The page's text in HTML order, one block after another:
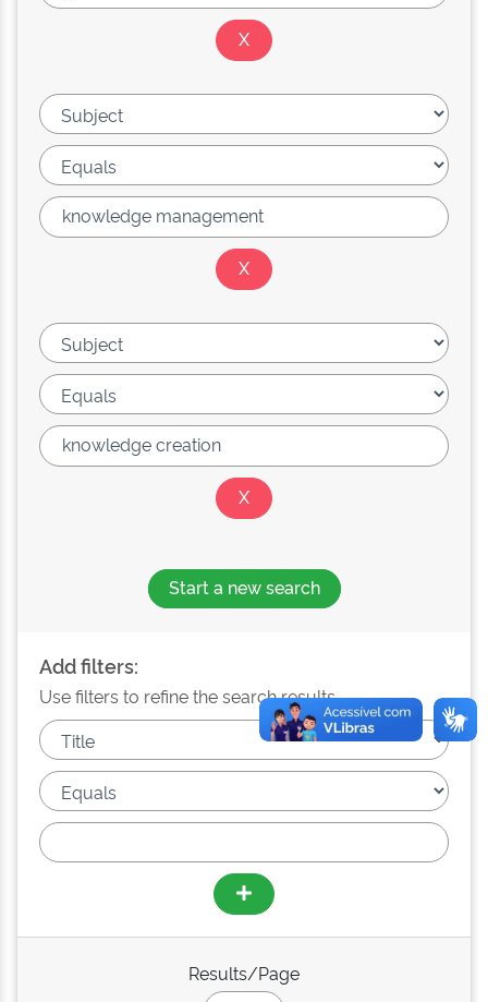
Start a new search
Add filters:
Use filters to refine the search results.
Results/Page